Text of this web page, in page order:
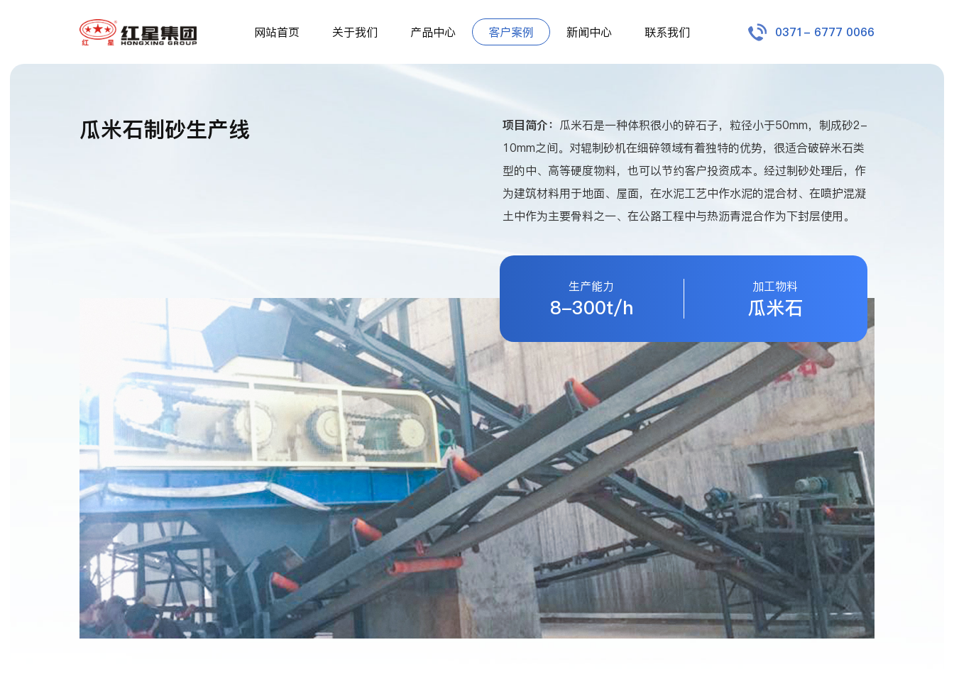
网站首页 关于我们 产品中心 客户案例 新闻中心 联系我们 0371- 6777 0066
瓜米石制砂生产线 项目简介： 瓜米石是一种体积很小的碎石子，粒径小于50mm，制成砂2-
10mm之间。对辊制砂机在细碎领域有着独特的优势，很适合破碎米石类
型的中、高等硬度物料，也可以节约客户投资成本。经过制砂处理后，作
为建筑材料用于地面、屋面，在水泥工艺中作水泥的混合材、在喷护混凝
土中作为主要骨料之一、在公路工程中与热沥青混合作为下封层使用。
生产能力
8-300t/h
加工物料
瓜米石